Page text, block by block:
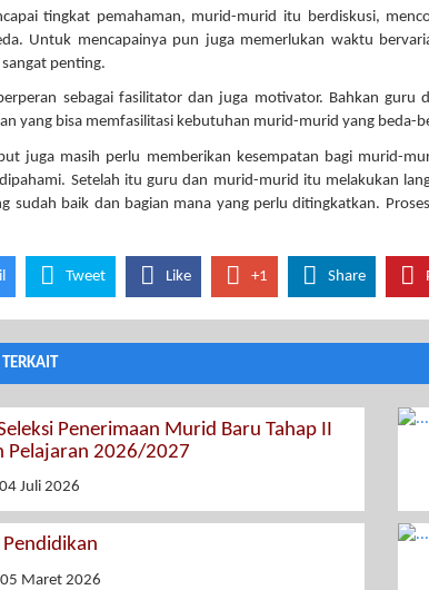
tingkat pemahaman, murid-murid itu berdiskusi,
Untuk mencapainya pun juga memerlukan waktu
penting.
sebagai fasilitator dan juga motivator. Bahkan guru
yang bisa memfasilitasi kebutuhan murid-murid yang beda-
juga masih perlu memberikan kesempatan bagi murid-
Setelah itu guru dan murid-murid itu melakukan
sudah baik dan bagian mana yang perlu ditingkatkan.
Tweet Like +1 Share
Penerimaan Murid Baru Tahap II
Pelajaran 2026/2027
Juli 2026
Maret 2026